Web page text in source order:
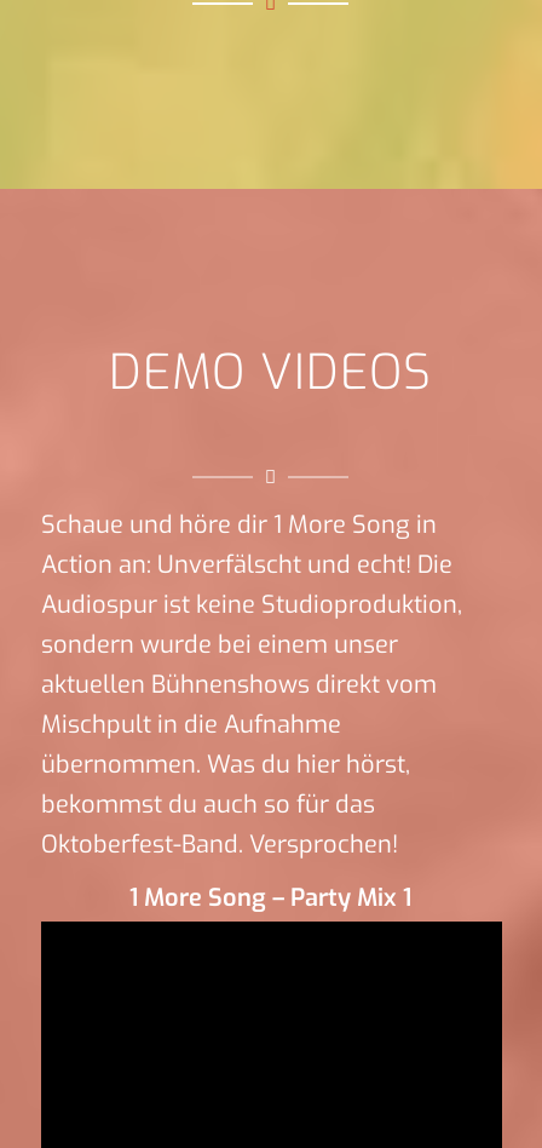
DEMO VIDEOS
Schaue und höre dir 1 More Song in
Action an: Unverfälscht und echt! Die
Audiospur ist keine Studioproduktion,
sondern wurde bei einem unser
aktuellen Bühnenshows direkt vom
Mischpult in die Aufnahme
übernommen. Was du hier hörst,
bekommst du auch so für das
Oktoberfest-Band. Versprochen!
1 More Song – Party Mix 1